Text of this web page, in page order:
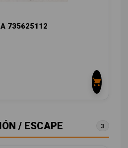
735625112
/ ESCAPE 3